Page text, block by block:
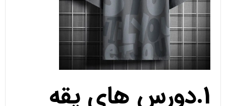
1.دورس های یقه